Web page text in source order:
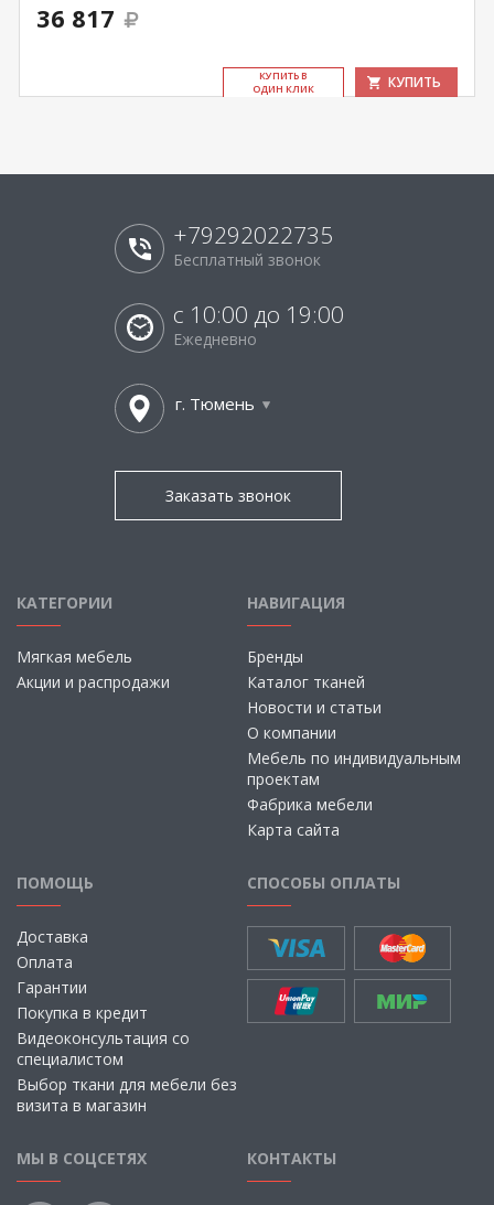
36 817
КУ­ПИТЬ В
ОДИН КЛИК
КУПИТЬ
+79292022735
Бесплатный звонок
с 10:00 до 19:00
Ежедневно
г. Тюмень
Заказать звонок
КАТЕГОРИИ
Мягкая мебель
Акции и распродажи
НАВИГАЦИЯ
Бренды
Каталог тканей
Новости и статьи
О компании
Мебель по индивидуальным
проектам
Фабрика мебели
Карта сайта
ПОМОЩЬ
Доставка
Оплата
Гарантии
Покупка в кредит
Видеоконсультация со
специалистом
Выбор ткани для мебели без
визита в магазин
СПОСОБЫ ОПЛАТЫ
МЫ В СОЦСЕТЯХ КОНТАКТЫ